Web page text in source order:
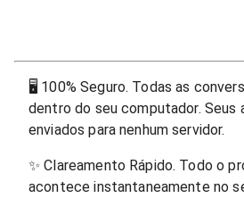
🖥 100% Seguro. Todas as
dentro do seu computador. Seus
enviados para nenhum servidor.
✨Clareamento Rápido. Todo o
acontece instantaneamente no